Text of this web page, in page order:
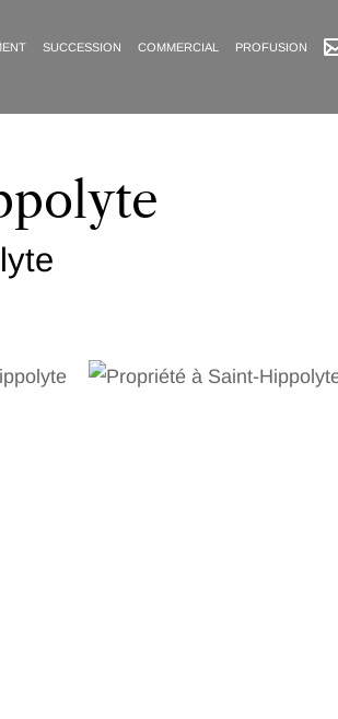
SUCCESSION COMMERCIAL PROFUSION
Recherche avancée